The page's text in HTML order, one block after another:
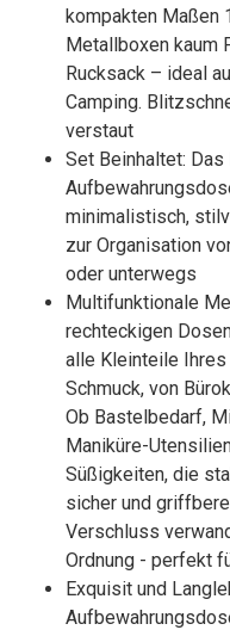
kompakten Maßen
Metallboxen kaum
Rucksack – ideal
Camping.
verstaut
Set Beinhaltet:
minimalistisch,
zur Organisation
oder unterwegs
Multifunktionale
rechteckigen
alle Kleinteile
Schmuck, von
Ob Bastelbedarf,
Maniküre-
Süßigkeiten, die
sicher und
Verschluss
Ordnung - perfekt
Exquisit und